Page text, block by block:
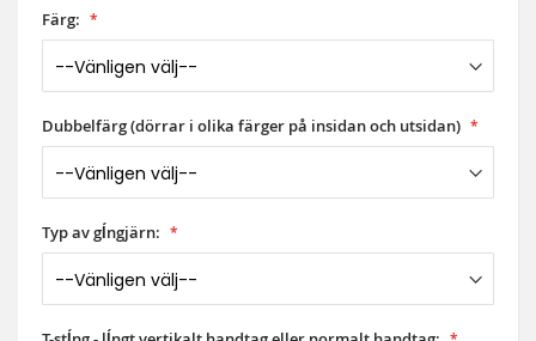
Färg:
Dubbelfärg (dörrar i olika färger på insidan och utsidan)
Typ av gĺngjärn: